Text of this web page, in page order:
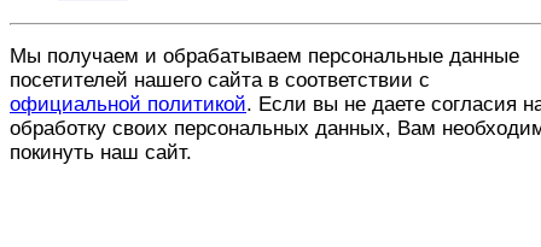
Мы получаем и обрабатываем персональные данные
посетителей нашего сайта в соответствии с
официальной политикой. Если вы не даете согласия
обработку своих персональных данных, Вам
покинуть наш сайт.